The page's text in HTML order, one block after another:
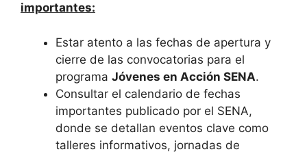
importantes:
Estar atento a las fechas de apertura y
cierre de las convocatorias para el
programa Jóvenes en Acción SENA.
Consultar el calendario de fechas
importantes publicado por el SENA,
donde se detallan eventos clave como
talleres informativos, jornadas de